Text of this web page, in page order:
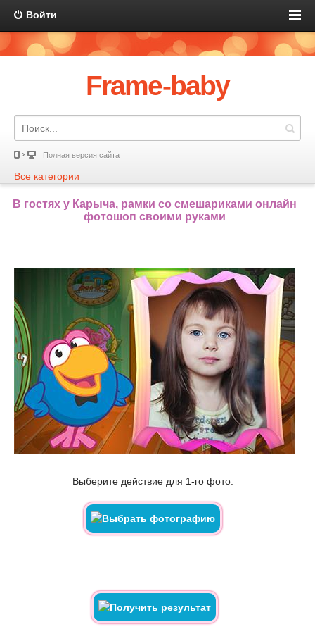
Войти
Frame-baby
Полная версия сайта
Все категории
В гостях у Карыча, рамки со смешариками онлайн
фотошоп своими руками
Выберите действие для 1-го фото: